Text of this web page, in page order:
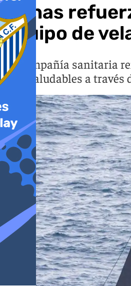
Vithas
equipo de
La compañía sanitaria
vida saludables a través